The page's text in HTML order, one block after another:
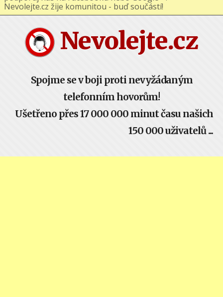
Nevolejte.cz
Spojme se v boji proti nevyžádaným
telefonním hovorům!
Ušetřeno přes 17 000 000 minut času našich
150 000 uživatelů ...
Nevolejte.cz žije komunitou - buď součástí!